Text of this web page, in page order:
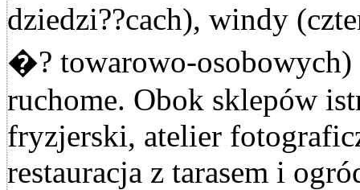
dziedzi??cach), windy
�? towarowo-osobowych)
ruchome. Obok sklepów
fryzjerski, atelier
restauracja z tarasem i